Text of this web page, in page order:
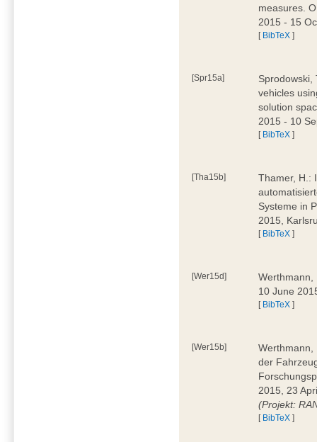
measures.
2015 - 15
[ BibTeX ]
[Spr15a]
Sprodowski,
vehicles
solution
2015 - 10
[ BibTeX ]
[Tha15b]
Thamer, H.:
Systeme in
2015,
[ BibTeX ]
[Wer15d]
Werthmann,
10 June
[ BibTeX ]
[Wer15b]
Werthmann,
der
2015, 23
(Projekt:
[ BibTeX ]